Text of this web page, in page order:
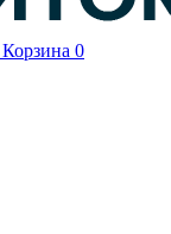
Корзина 0